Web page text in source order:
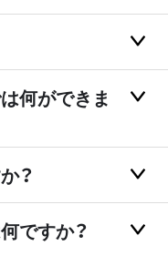
何ができま
？
ですか？